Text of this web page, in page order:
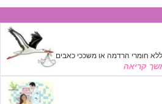
חומרי הרדמה או משככי כאבים
קריאה